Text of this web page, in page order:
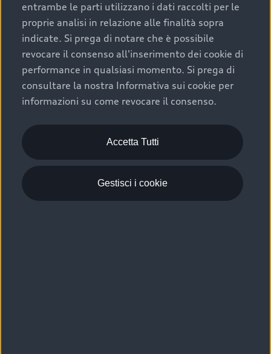
efficienza meccanica: motore, trasmissione e
componenti principali in ottimo stato garantiscono
prestazioni affidabili e sicure.
Acquistare un’auto usata in una Concessionaria ufficiale
Audi che offre l’usato garantito tramite Audi Prima
Scelta :plus, significa affidarsi ad un prodotto che viene
sottoposto a 110 controlli approfonditi e coperto da
garanzia fino a 4 anni per una maggiore tutela del tuo
acquisto.
entrambe le parti utilizzano i dati raccolti per le
proprie analisi in relazione alle finalità sopra
indicate. Si prega di notare che è possibile
revocare il consenso all'inserimento dei cookie di
performance in qualsiasi momento. Si prega di
consultare la nostra Informativa sui cookie per
informazioni su come revocare il consenso.
Accetta Tutti
Gestisci i cookie